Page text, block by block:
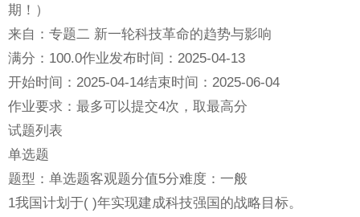
期！）
来自：专题二 新一轮科技革命的趋势与影响
满分：100.0作业发布时间：2025-04-13
开始时间：2025-04-14结束时间：2025-06-04
作业要求：最多可以提交4次，取最高分
试题列表
单选题
题型：单选题客观题分值5分难度：一般
1我国计划于( )年实现建成科技强国的战略目标。